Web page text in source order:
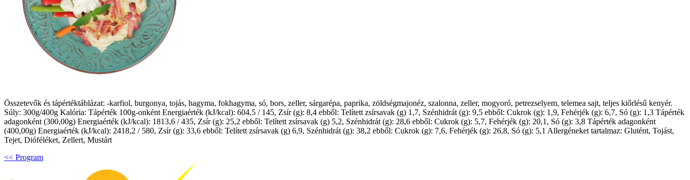
Összetevők és tápértéktáblázat: -karfiol, burgonya, tojás, hagyma, fokhagyma, só, bors, zeller, sárgarépa, paprika, zöldségmajonéz, szalonna, zeller, mogyoró, petrezselyem, telemea sajt, teljes kiőrlésű kenyér.
Súly: 300g/400g Kalória: Tápérték 100g-onként Energiaérték (kJ/kcal): 604,5 / 145, Zsír (g): 8,4 ebből: Telített zsírsavak (g) 1,7, Szénhidrát (g): 9,5 ebből: Cukrok (g): 1,9, Fehérjék (g): 6,7, Só (g): 1,3 Tápérték
adagonként (300,00g) Energiaérték (kJ/kcal): 1813,6 / 435, Zsír (g): 25,2 ebből: Telített zsírsavak (g) 5,2, Szénhidrát (g): 28,6 ebből: Cukrok (g): 5,7, Fehérjék (g): 20,1, Só (g): 3,8 Tápérték adagonként
(400,00g) Energiaérték (kJ/kcal): 2418,2 / 580, Zsír (g): 33,6 ebből: Telített zsírsavak (g) 6,9, Szénhidrát (g): 38,2 ebből: Cukrok (g): 7,6, Fehérjék (g): 26,8, Só (g): 5,1 Allergéneket tartalmaz: Glutént, Tojást,
Tejet, Dióféléket, Zellert, Mustárt
<< Program